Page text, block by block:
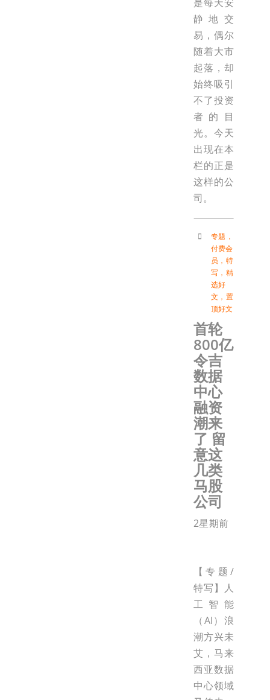
静地交
易，偶尔
随着大市
起落，却
始终吸引
不了投资
者的目
光。今天
出现在本
栏的正是
这样的公
司。
专题 ，
付费会
员 ， 特
写 ， 精
选好
文 ， 置
顶好文
首轮
800亿
令吉
数据
中心
融资
潮来
了 留
意这
几类
马股
公司
2星期前
【专题/
特写】人
工智能
（AI）浪
潮方兴未
艾，马来
西亚数据
中心领域